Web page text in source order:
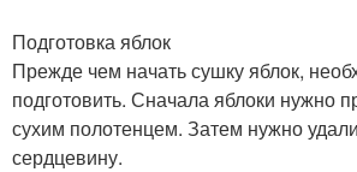
Подготовка яблок
Прежде чем начать сушку яблок,
подготовить. Сначала яблоки нужно
сухим полотенцем. Затем нужно
сердцевину.